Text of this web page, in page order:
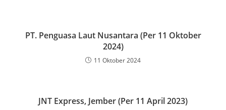
PT. Penguasa Laut Nusantara (Per 11 Oktober
2024)
11 Oktober 2024
JNT Express, Jember (Per 11 April 2023)